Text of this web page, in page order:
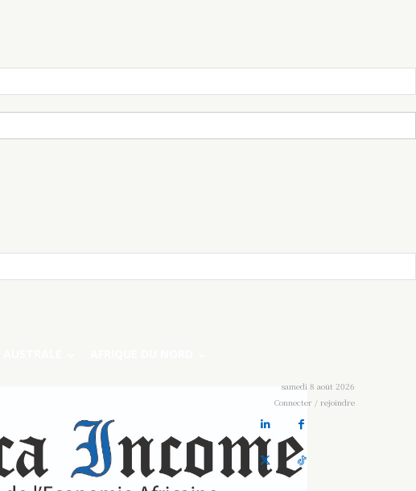
samedi 8 août 2026
Connecter / rejoindre